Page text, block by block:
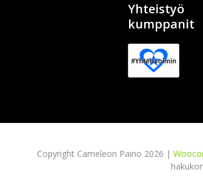
Yhteistyö
kumppanit
Copyright Cameleon Paino 2026 |